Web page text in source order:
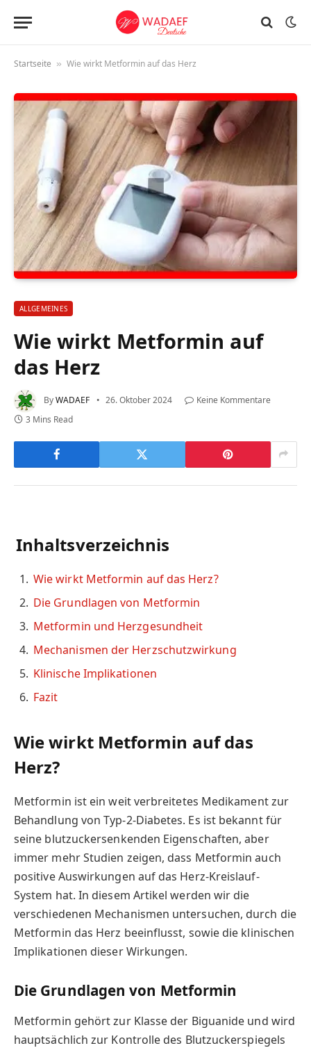
Startseite » Wie wirkt Metformin auf das Herz
ALLGEMEINES
Wie wirkt Metformin auf
das Herz
ByWADAEF 26. Oktober 2024
Keine Kommentare
3 Mins Read
Inhaltsverzeichnis
Wie wirkt Metformin auf das Herz?
Die Grundlagen von Metformin
Metformin und Herzgesundheit
Mechanismen der Herzschutzwirkung
Klinische Implikationen
Fazit
Wie wirkt Metformin auf das
Herz?
Metformin ist ein weit verbreitetes Medikament zur
Behandlung von Typ-2-Diabetes. Es ist bekannt für
seine blutzuckersenkenden Eigenschaften, aber
immer mehr Studien zeigen, dass Metformin auch
positive Auswirkungen auf das Herz-Kreislauf-
System hat. In diesem Artikel werden wir die
verschiedenen Mechanismen untersuchen, durch die
Metformin das Herz beeinflusst, sowie die klinischen
Implikationen dieser Wirkungen.
Die Grundlagen von Metformin
Metformin gehört zur Klasse der Biguanide und wird
hauptsächlich zur Kontrolle des Blutzuckerspiegels